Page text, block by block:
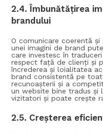
2.4. Îmbunătățirea
brandului
O comunicare coerentă
unei imagini de brand
care investesc în
respect față de clienți și
încrederea și loialitatea
brand consistentă pe
recunoașterii și a
un website bine tradus
vizitatori și poate crește
2.5. Creșterea